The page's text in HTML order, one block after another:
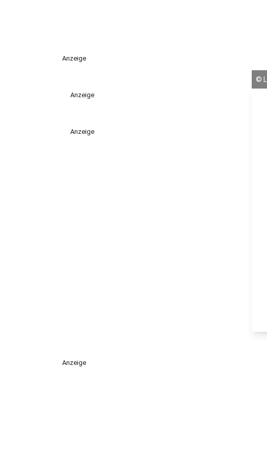
Anzeige
Anzeige
Anzeige
©
Anzeige